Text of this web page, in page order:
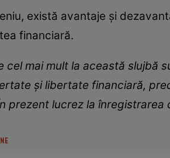
există avantaje și
financiară.
cel mai mult la această slujbă
și libertate financiară,
prezent lucrez la înregistrarea